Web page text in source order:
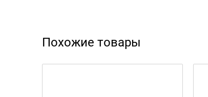
Похожие товары